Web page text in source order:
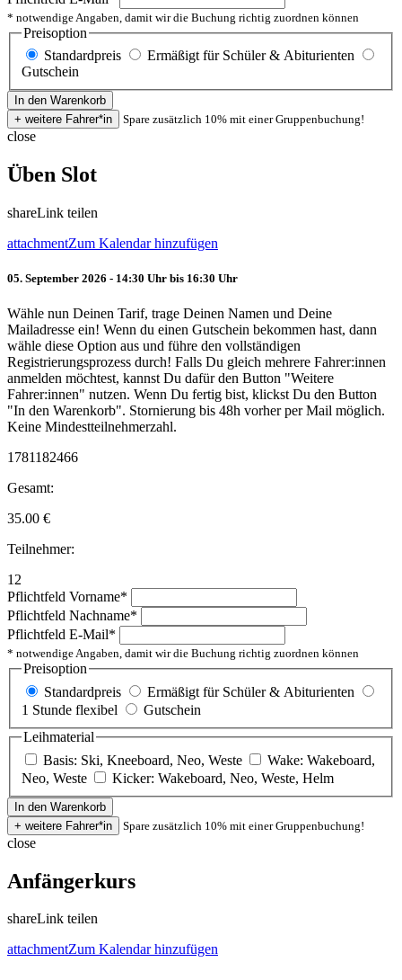
* notwendige Angaben, damit wir die Buchung richtig zuordnen können
Preisoption
Standardpreis
Ermäßigt für Schüler & Abiturienten
Gutschein
Spare zusätzlich 10% mit einer Gruppenbuchung!
close
Üben Slot
shareLink teilen
attachmentZum Kalendar hinzufügen
05. September 2026 - 14:30 Uhr bis 16:30 Uhr
Wähle nun Deinen Tarif, trage Deinen Namen und Deine
Mailadresse ein! Wenn du einen Gutschein bekommen hast, dann
wähle diese Option aus und führe den vollständigen
Registrierungsprozess durch! Falls Du gleich mehrere Fahrer:innen
anmelden möchtest, kannst Du dafür den Button "Weitere
Fahrer:innen" nutzen. Wenn Du fertig bist, klickst Du den Button
"In den Warenkorb". Stornierung bis 48h vorher per Mail möglich.
Keine Mindestteilnehmerzahl.
1781182466
Gesamt:
35.00 €
Teilnehmer:
12
Pflichtfeld Vorname*
Pflichtfeld Nachname*
Pflichtfeld E-Mail*
* notwendige Angaben, damit wir die Buchung richtig zuordnen können
Preisoption
Standardpreis
Ermäßigt für Schüler & Abiturienten
1 Stunde flexibel
Gutschein
Leihmaterial
Basis: Ski, Kneeboard, Neo, Weste
Wake: Wakeboard,
Neo, Weste
Kicker: Wakeboard, Neo, Weste, Helm
Spare zusätzlich 10% mit einer Gruppenbuchung!
close
Anfängerkurs
shareLink teilen
attachmentZum Kalendar hinzufügen